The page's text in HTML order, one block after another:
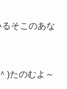
そこのあな
)たのむよ～